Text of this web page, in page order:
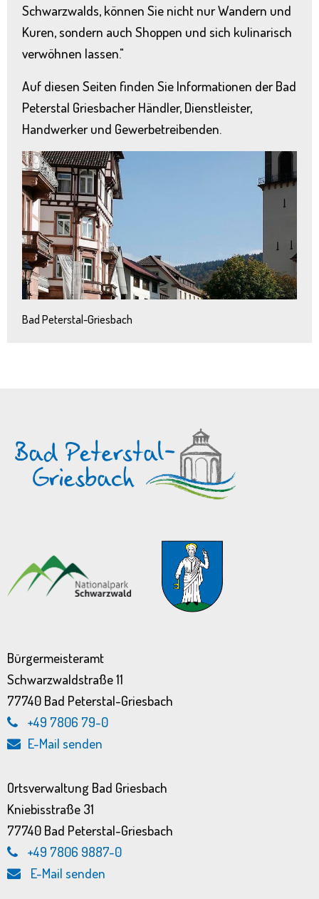
Schwarzwalds, können Sie nicht nur Wandern und
Kuren, sondern auch Shoppen und sich kulinarisch
verwöhnen lassen."
Auf diesen Seiten finden Sie Informationen der Bad
Peterstal Griesbacher Händler, Dienstleister,
Handwerker und Gewerbetreibenden.
Bad Peterstal-Griesbach
Bürgermeisteramt
Schwarzwaldstraße 11
77740 Bad Peterstal-Griesbach
+49 7806 79-0
E-Mail senden
Ortsverwaltung Bad Griesbach
Kniebisstraße 31
77740 Bad Peterstal-Griesbach
+49 7806 9887-0
E-Mail senden